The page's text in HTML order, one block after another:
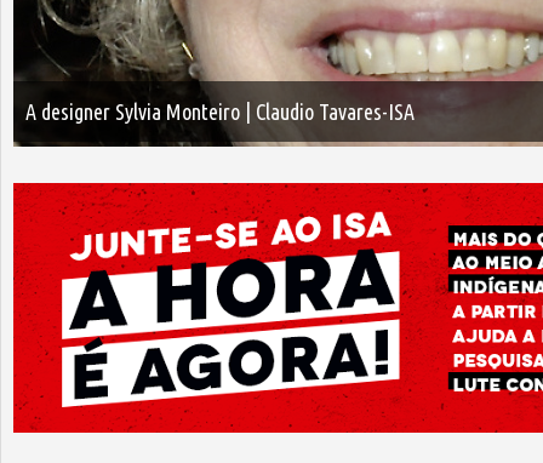
A designer Sylvia Monteiro | Claudio Tavares-ISA